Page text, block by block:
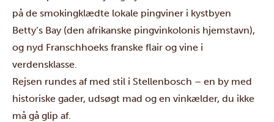
på de smokingklædte lokale pingviner i kystbyen
Betty’s Bay (den afrikanske pingvinkolonis hjemstavn),
og nyd Franschhoeks franske flair og vine i
verdensklasse.
Rejsen rundes af med stil i Stellenbosch – en by med
historiske gader, udsøgt mad og en vinkælder, du ikke
må gå glip af.